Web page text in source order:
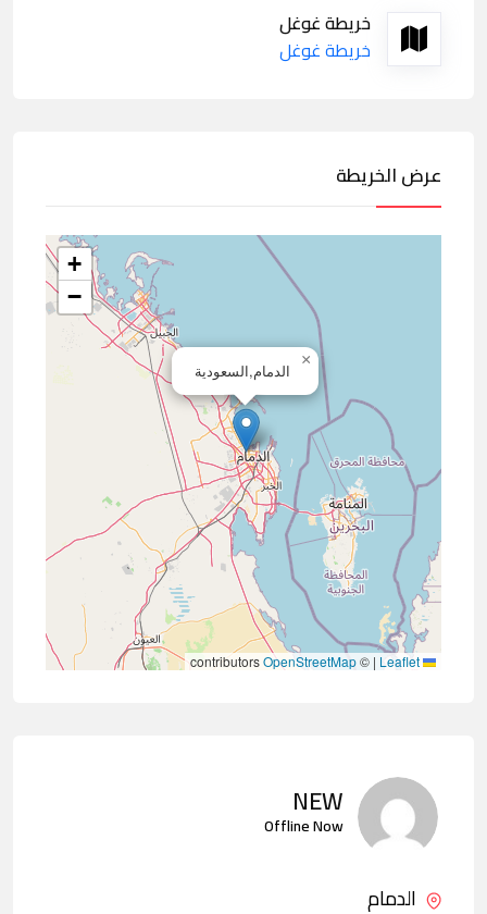
خريطة غوغل
خريطة غوغل
عرض الخريطة
الدمام,السعودية
×
+
−
|
©
OpenStreetMap
NEW
Offline Now
الدمام